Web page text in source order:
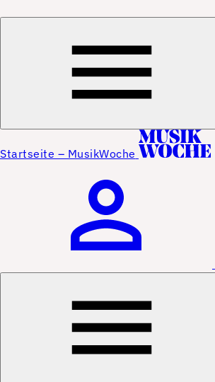
Startseite – MusikWoche